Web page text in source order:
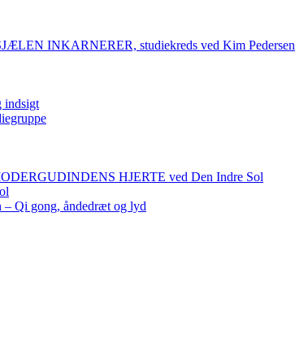
INKARNERER, studiekreds ved Kim Pedersen
indsigt
HJERTE ved Den Indre Sol
Qi gong, åndedræt og lyd